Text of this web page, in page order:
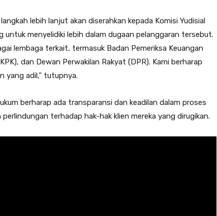
lebih lanjut akan diserahkan kepada Komisi Yudisial
untuk menyelidiki lebih dalam dugaan pelanggaran tersebut.
lembaga terkait, termasuk Badan Pemeriksa Keuangan
dan Dewan Perwakilan Rakyat (DPR). Kami berharap
yang adil,” tutupnya.
berharap ada transparansi dan keadilan dalam proses
terhadap hak-hak klien mereka yang dirugikan.